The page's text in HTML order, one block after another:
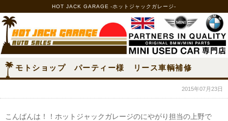
HOT JACK GARAGE -ホットジャックガレージ-
モトショップ パーティー様 リース車輌補修
2015年07月23日
こんばんは！！ホットジャックガレージのにやがり担当の上野で